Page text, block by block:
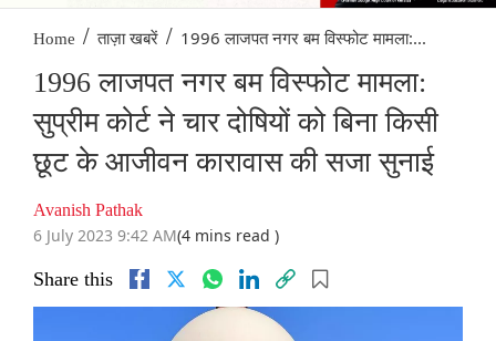
Home / ताज़ा खबरें / 1996 लाजपत नगर बम विस्फोट मामला:...
1996 लाजपत नगर बम विस्फोट मामला:
सुप्रीम कोर्ट ने चार दोषियों को बिना किसी
छूट के आजीवन कारावास की सजा सुनाई
Avanish Pathak
6 July 2023 9:42 AM(4 mins read )
Share this